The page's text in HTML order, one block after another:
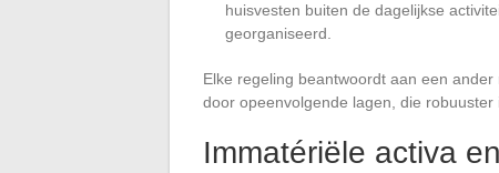
huisvesten buiten de dagelijkse
georganiseerd.
Elke regeling beantwoordt aan een
door opeenvolgende lagen, die
Immatériële activa